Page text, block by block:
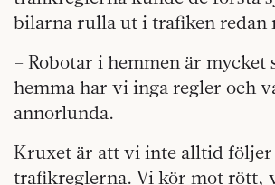
bilarna rulla ut i trafiken redan
– Robotar i hemmen är mycket
hemma har vi inga regler och
annorlunda.
Kruxet är att vi inte alltid följer
trafikreglerna. Vi kör mot rött,